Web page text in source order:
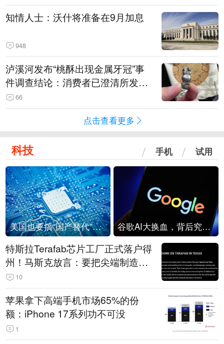
知情人士：沃什将准备在9月加息
948
泸溪河发布“桃酥出现金属牙冠”事
件调查结论：消费者已澄清所发视
频情况不属实
66
点击查看更多
科技 手机 试用
美国也要搞“国产替代”？先算清三笔账 谷歌AI大换血，背后究竟发生了什么？
特斯拉Terafab芯片工厂正式落户得
州！马斯克放言：要把尖端制造带
回美国
10
苹果拿下高端手机市场65%的份
额：iPhone 17系列功不可没
1